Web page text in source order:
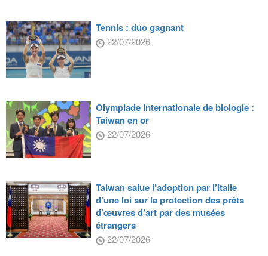
Tennis : duo gagnant
22/07/2026
Olympiade internationale de biologie :
Taiwan en or
22/07/2026
Taiwan salue l’adoption par l’Italie
d’une loi sur la protection des prêts
d’œuvres d’art par des musées
étrangers
22/07/2026